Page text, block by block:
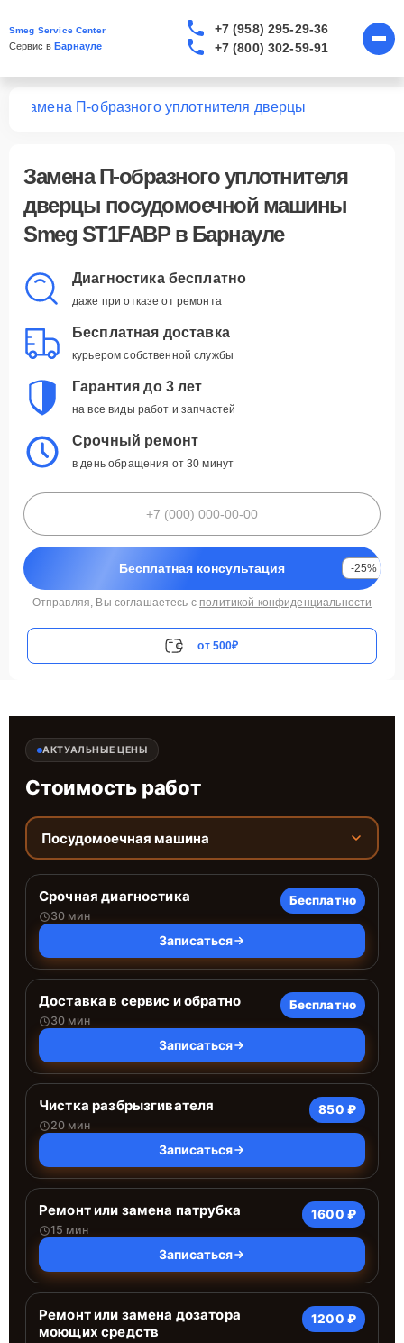
Smeg Service Center
Сервис в Барнауле
+7 (958) 295-29-36
+7 (800) 302-59-91
Замена П-образного уплотнителя дверцы
Замена П-образного уплотнителя
дверцы посудомоечной машины
Smeg ST1FABP в Барнауле
Диагностика бесплатно
даже при отказе от ремонта
Бесплатная доставка
курьером собственной службы
Гарантия до 3 лет
на все виды работ и запчастей
Срочный ремонт
в день обращения от 30 минут
Бесплатная консультация -25%
Отправляя, Вы соглашаетесь с политикой конфиденциальности
от 500₽
АКТУАЛЬНЫЕ ЦЕНЫ
Стоимость работ
Посудомоечная машина
Срочная диагностика
30 мин
Бесплатно
Записаться
Доставка в сервис и обратно
30 мин
Бесплатно
Записаться
Чистка разбрызгивателя
20 мин
850 ₽
Записаться
Ремонт или замена патрубка
15 мин
1600 ₽
Записаться
Ремонт или замена дозатора
моющих средств
1200 ₽